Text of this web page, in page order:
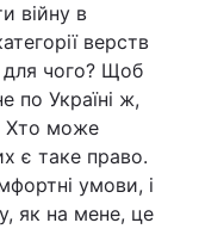
війну в
верств
чого? Щоб
по Україні ж,
Хто може
є таке право.
умови, і
як на мене, це